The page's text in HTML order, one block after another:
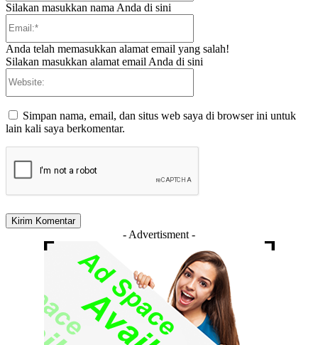
Silakan masukkan nama Anda di sini
Anda telah memasukkan alamat email yang salah!
Silakan masukkan alamat email Anda di sini
Simpan nama, email, dan situs web saya di browser ini untuk
lain kali saya berkomentar.
- Advertisment -